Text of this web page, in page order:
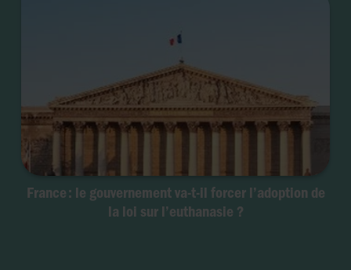
France : le gouvernement va-t-il forcer l’adoption de
la loi sur l’euthanasie ?